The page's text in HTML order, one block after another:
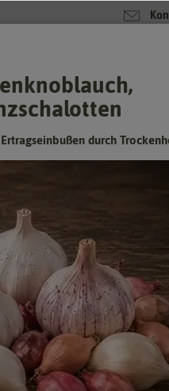
* inkl.
01/2024]
oder
noch
durch